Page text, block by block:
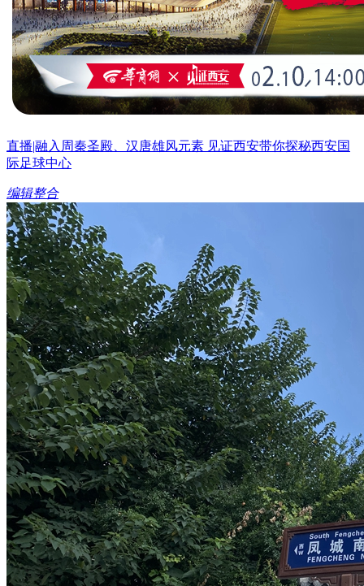
直播|融入周秦圣殿、汉唐雄风元素 见证西安带你探秘西安国
际足球中心
编辑整合